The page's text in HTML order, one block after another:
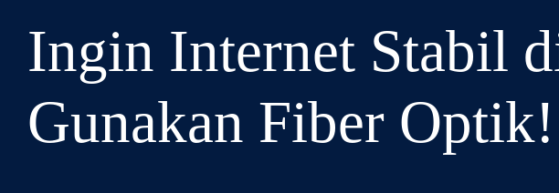
Ingin Internet Stabil
Gunakan Fiber Optik!